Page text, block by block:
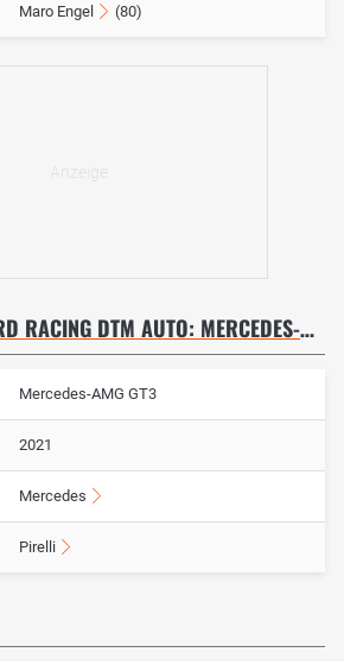
Maro Engel
(80)
AKTUELLES WINWARD RACING DTM AUTO: MERCEDES-AMG GT3
Mercedes-AMG GT3
2021
Mercedes
Pirelli